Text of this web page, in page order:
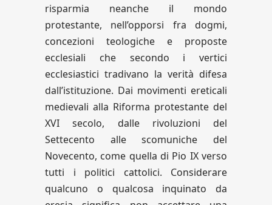
risparmia neanche il mondo
protestante, nell’opporsi fra dogmi,
concezioni teologiche e proposte
ecclesiali che secondo i vertici
ecclesiastici tradivano la verità difesa
dall’istituzione. Dai movimenti ereticali
medievali alla Riforma protestante del
XVI secolo, dalle rivoluzioni del
Settecento alle scomuniche del
Novecento, come quella di Pio IX verso
tutti i politici cattolici. Considerare
qualcuno o qualcosa inquinato da